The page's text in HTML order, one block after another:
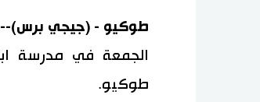
طوكيو - (جيجي برس)--
الجمعة في مدرسة
طوكيو.